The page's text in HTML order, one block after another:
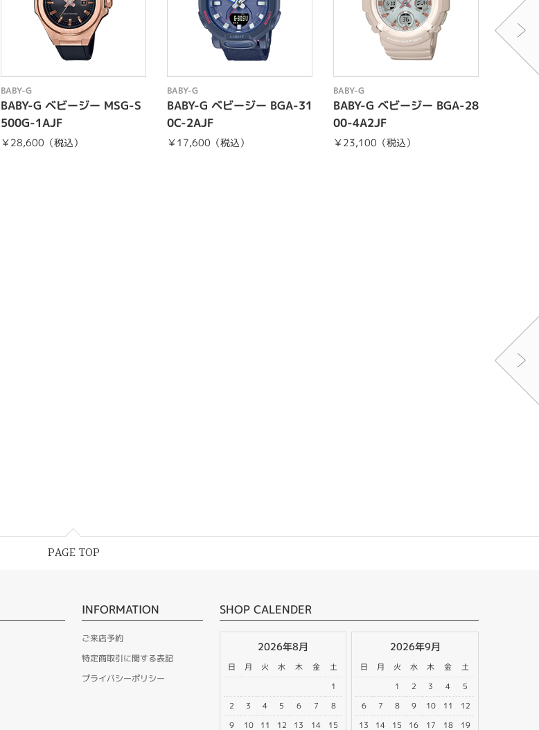
BABY-G
BABY-G ベビージー MSG-S
500G-1AJF
￥28,600（税込）
BABY-G
BABY-G ベビージー BGA-31
0C-2AJF
￥17,600（税込）
BABY-G
BABY-G ベビージー BGA-28
00-4A2JF
￥23,100（税込）
PAGE TOP
INFORMATION
ご来店予約
特定商取引に関する表記
プライバシーポリシー
SHOP CALENDER
2026年8月
日 月 火 水 木 金
土
1
2
3 4 5 6 7
8
9
10 11 12 13 14 15
2026年9月
日 月 火 水 木 金
土
1
2 3 4
5
6
7 8 9 10 11
12
13
14 15 16 17 18 19